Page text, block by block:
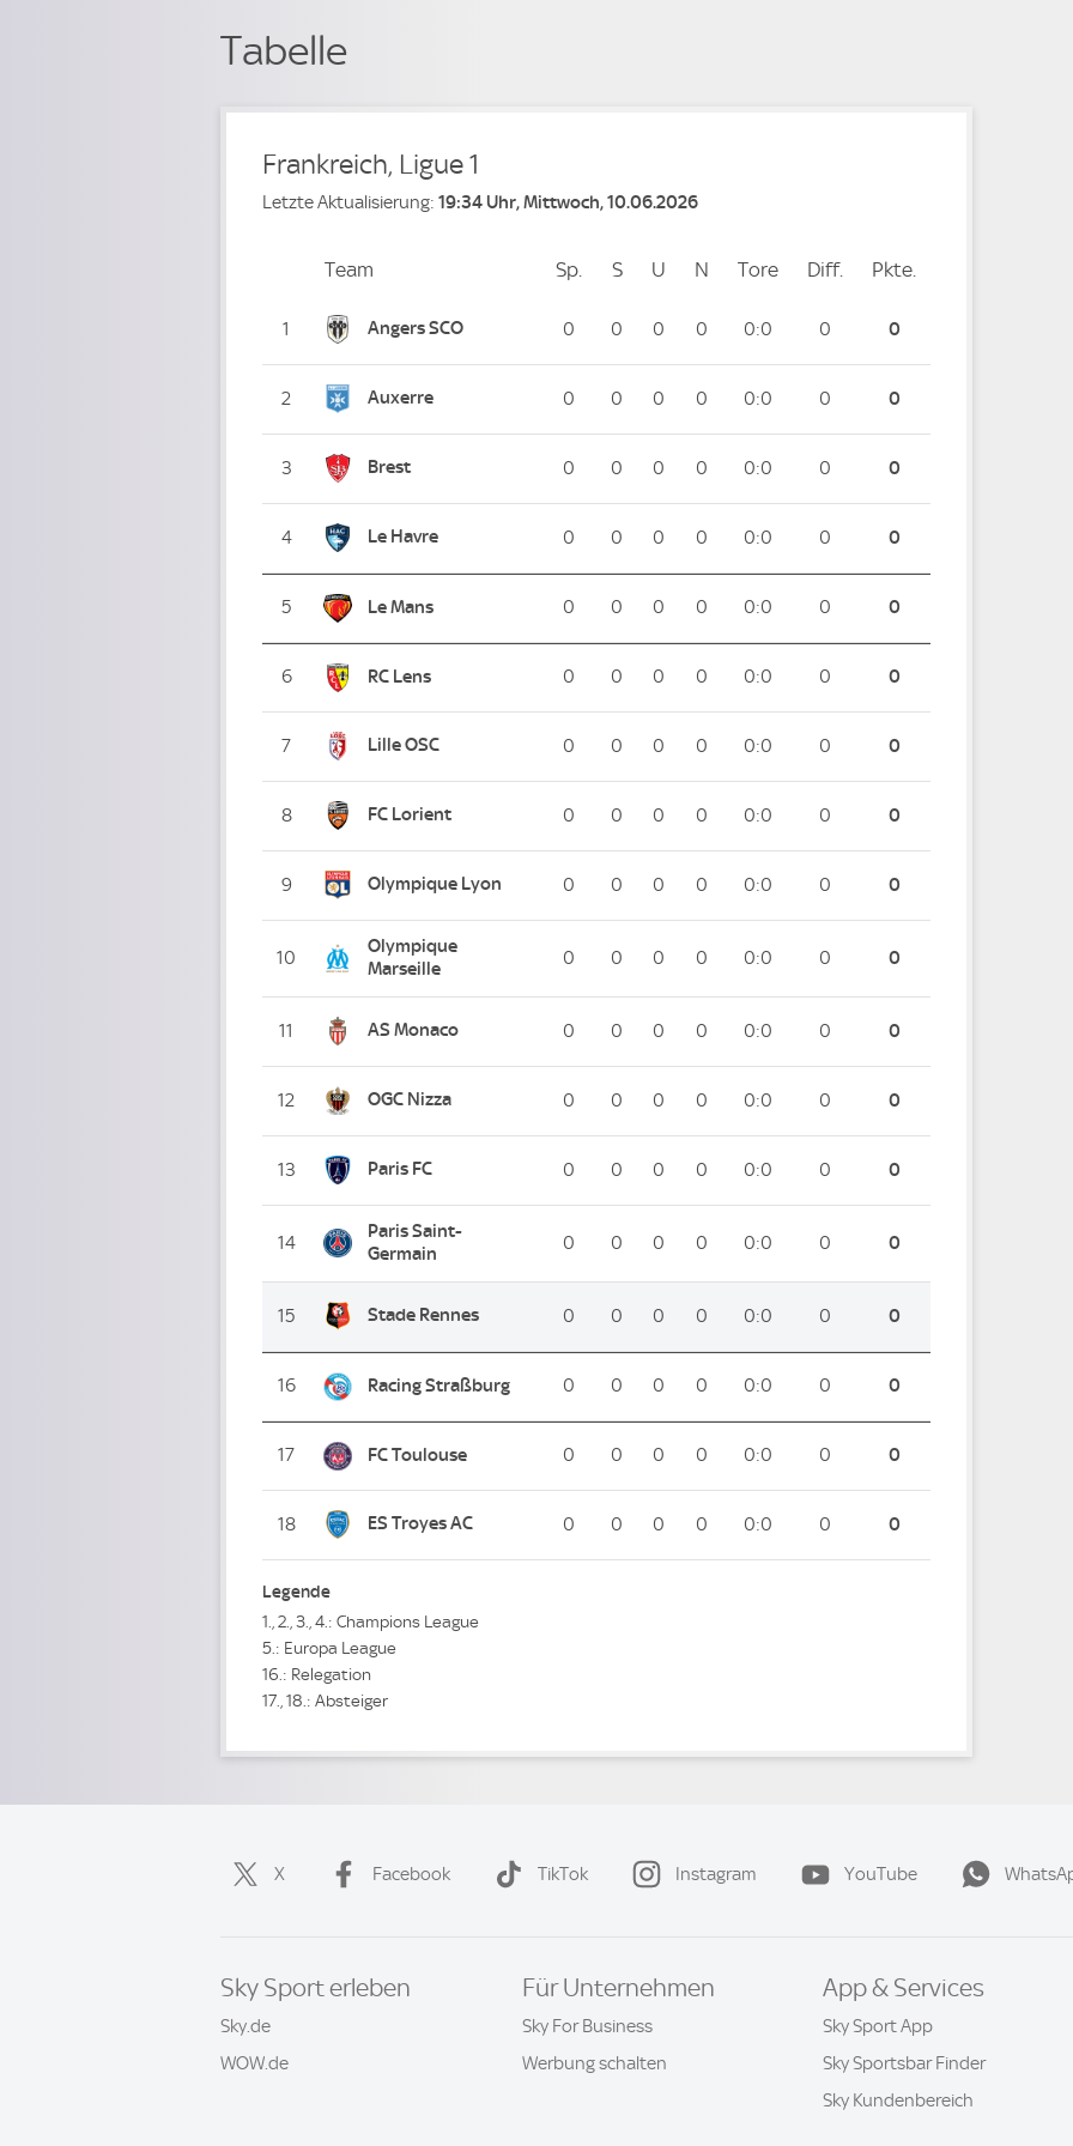
Tabelle
Frankreich, Ligue 1
Letzte Aktualisierung: 19:34 Uhr, Mittwoch, 10.06.2026
PlatzTeam Sp. Spiele
SSiege
U Unentschieden
N Niederlagen
Tore ToreDiff. Differenz
Pkte.
1 Angers SCO 0 0 0 0 0:0 0 0
2 Auxerre 0 0 0 0 0:0 0 0
3 Brest 0 0 0 0 0:0 0 0
4 Le Havre 0 0 0 0 0:0 0 0
5 Le Mans 0 0 0 0 0:0 0 0
6 RC Lens 0 0 0 0 0:0 0 0
7 Lille OSC 0 0 0 0 0:0 0 0
8 FC Lorient 0 0 0 0 0:0 0 0
9 Olympique Lyon 0 0 0 0 0:0 0 0
10
Olympique
Marseille
0 0 0 0 0:0 0 0
11 AS Monaco 0 0 0 0 0:0 0 0
12 OGC Nizza 0 0 0 0 0:0 0 0
13 Paris FC 0 0 0 0 0:0 0 0
14
Paris Saint-
Germain
0 0 0 0 0:0 0 0
15 Stade Rennes 0 0 0 0 0:0 0 0
16 Racing Straßburg 0 0 0 0 0:0 0 0
17 FC Toulouse 0 0 0 0 0:0 0 0
18 ES Troyes AC 0 0 0 0 0:0 0 0
Legende
1., 2., 3., 4.: Champions League
5.: Europa League
16.: Relegation
17., 18.: Absteiger
X Facebook TikTok Instagram YouTube
Sky Sport erleben
Sky.de
WOW.de
Für Unternehmen
Sky For Business
Werbung schalten
App & Services
Sky Sport App
Sky Sportsbar Finder
Sky Kundenbereich